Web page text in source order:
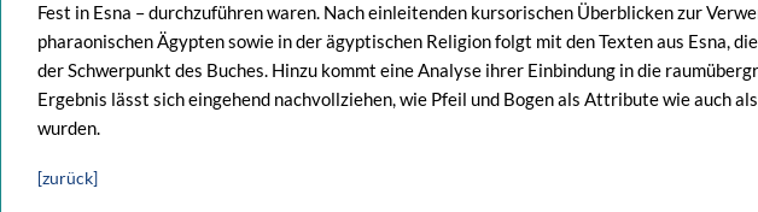
Fest in Esna – durchzuführen waren. Nach einleitenden kursorischen Überblicken zur
pharaonischen Ägypten sowie in der ägyptischen Religion folgt mit den Texten aus Esna,
der Schwerpunkt des Buches. Hinzu kommt eine Analyse ihrer Einbindung in die
Ergebnis lässt sich eingehend nachvollziehen, wie Pfeil und Bogen als Attribute wie auch
wurden.
[zurück]